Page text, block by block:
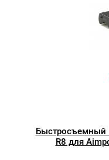
Быстросъемный
R8 для